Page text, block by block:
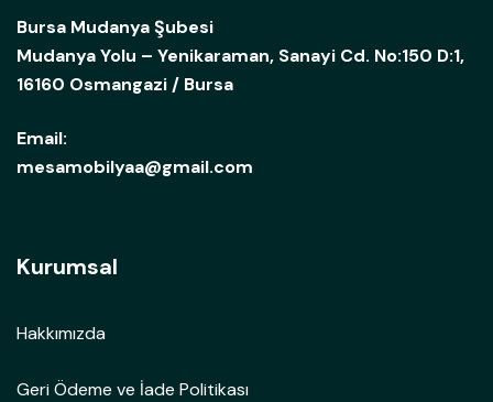
Bursa Mudanya Şubesi
Mudanya Yolu – Yenikaraman, Sanayi Cd. No:150 D:1,
16160 Osmangazi / Bursa
Email:
mesamobilyaa@gmail.com
Kurumsal
Hakkımızda
Geri Ödeme ve İade Politikası